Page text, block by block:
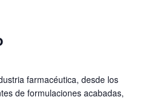
farmacéutica, desde los
de formulaciones acabadas,